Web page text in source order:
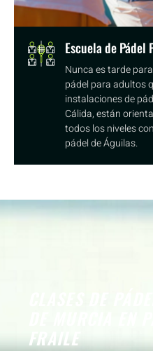
Escuela de Pádel
Nunca es tarde
pádel para adultos
instalaciones de
Cálida, están
todos los niveles
pádel de Águilas.
FRAILE